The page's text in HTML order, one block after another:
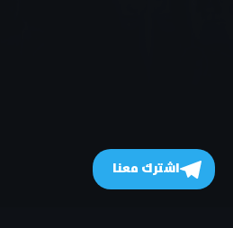
اشترك معنا